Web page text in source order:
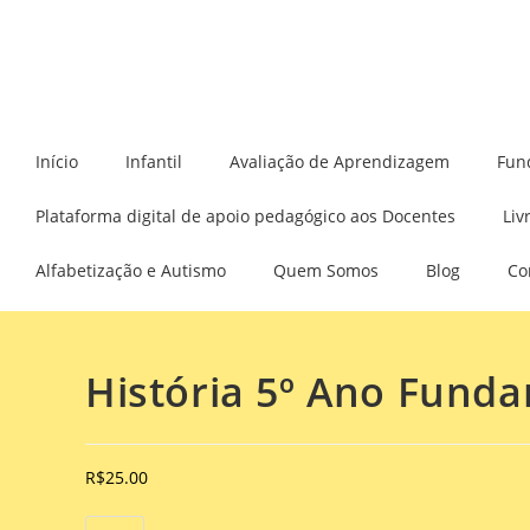
Início Infantil Avaliação de Aprendizagem
Plataforma digital de apoio pedagógico aos Docentes
Alfabetização e Autismo Quem Somos Blog
História 5º Ano
R$25.00